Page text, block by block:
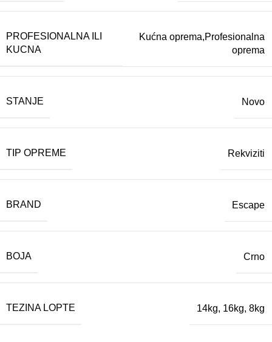
PROFESIONALNA ILI
KUCNA
Kućna oprema,Profesionalna
oprema
STANJE Novo
TIP OPREME Rekviziti
BRAND Escape
BOJA Crno
TEZINA LOPTE 14kg, 16kg, 8kg